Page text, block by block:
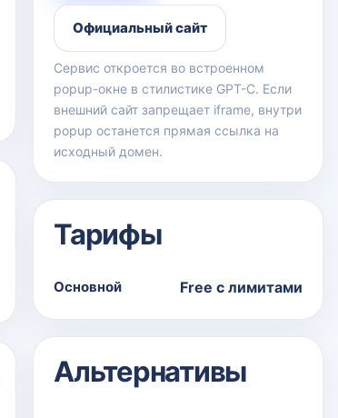
Официальный сайт
Сервис откроется во встроенном
popup-окне в стилистике GPT-C. Если
внешний сайт запрещает iframe, внутри
popup останется прямая ссылка на
исходный домен.
Тарифы
Основной Free с лимитами
Альтернативы